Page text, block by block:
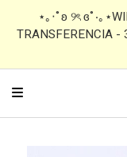
⋆｡‧˚ʚ ୨ৎ ɞ˚‧｡
TRANSFERENCIA -